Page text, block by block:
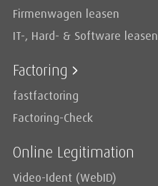
Firmenwagen leasen
IT-, Hard- & Software leasen
Factoring
fastfactoring
Factoring-Check
Online Legitimation
Video-Ident (WebID)